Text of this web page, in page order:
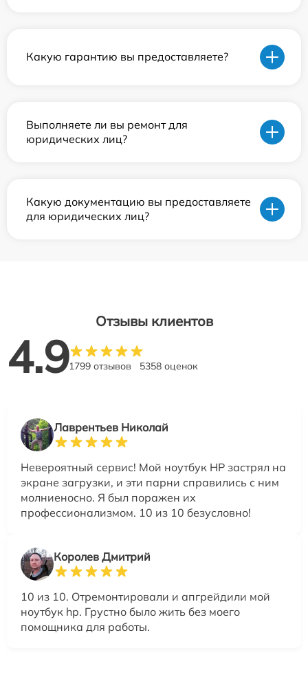
Какую гарантию вы предоставляете?
Выполняете ли вы ремонт для
юридических лиц?
Какую документацию вы предоставляете
для юридических лиц?
Отзывы клиентов
4.91799 отзывов 5358 оценок
Лаврентьев Николай
Невероятный сервис! Мой ноутбук HP застрял на
экране загрузки, и эти парни справились с ним
молниеносно. Я был поражен их
профессионализмом. 10 из 10 безусловно!
Королев Дмитрий
10 из 10. Отремонтировали и апгрейдили мой
ноутбук hp. Грустно было жить без моего
помощника для работы.